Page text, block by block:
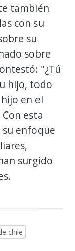
también
con su
su
sobre
"¿Tú
hijo, todo
en el
esta
enfoque
surgido
chile